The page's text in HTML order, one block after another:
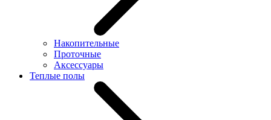
Накопительные
Проточные
Аксессуары
Теплые полы